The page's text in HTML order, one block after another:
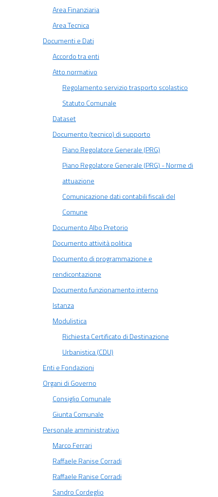
Area Finanziaria
Area Tecnica
Documenti e Dati
Accordo tra enti
Atto normativo
Regolamento servizio trasporto scolastico
Statuto Comunale
Dataset
Documento (tecnico) di supporto
Piano Regolatore Generale (PRG)
Piano Regolatore Generale (PRG) - Norme di
attuazione
Comunicazione dati contabili fiscali del
Comune
Documento Albo Pretorio
Documento attività politica
Documento di programmazione e
rendicontazione
Documento funzionamento interno
Istanza
Modulistica
Richiesta Certificato di Destinazione
Urbanistica (CDU)
Enti e Fondazioni
Organi di Governo
Consiglio Comunale
Giunta Comunale
Personale amministrativo
Marco Ferrari
Raffaele Ranise Corradi
Raffaele Ranise Corradi
Sandro Cordeglio